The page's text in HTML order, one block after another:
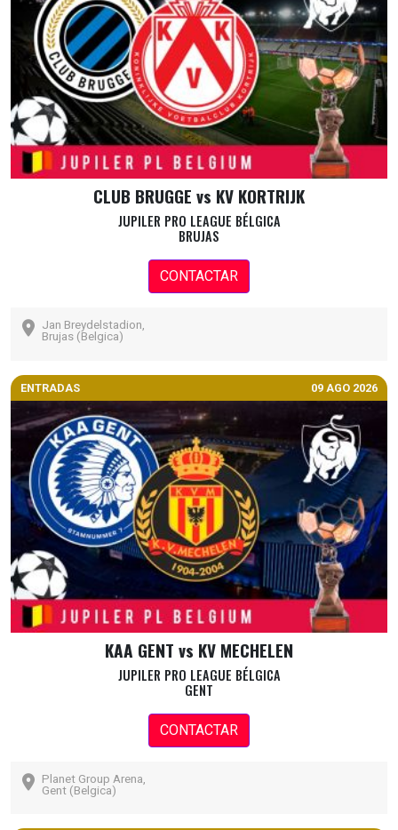
CLUB BRUGGE vs KV KORTRIJK
JUPILER PRO LEAGUE BÉLGICA
BRUJAS
CONTACTAR
Jan Breydelstadion,
Brujas (Belgica)
ENTRADAS 09 AGO 2026
KAA GENT vs KV MECHELEN
JUPILER PRO LEAGUE BÉLGICA
GENT
CONTACTAR
Planet Group Arena,
Gent (Belgica)